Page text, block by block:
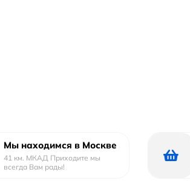
Мы находимся в Москве
41 км. МКАД Приходите мы
всегда Вам рады!